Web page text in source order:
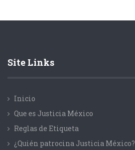
Site Links
Inicio
Que es Justicia México
Reglas de Etiqueta
¿Quién patrocina Justicia México?